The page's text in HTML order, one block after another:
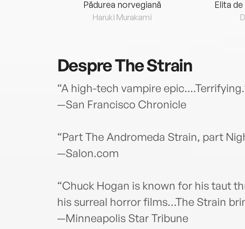
Pădurea norvegiană
Haruki Murakami
Elita
DespreThe Strain
“A high-tech vampire
—San Francisco Chronicle
“Part The Andromeda Strain, part
—Salon.com
“Chuck Hogan is known for his taut
his surreal horror films…The Strain
—Minneapolis Star Tribune